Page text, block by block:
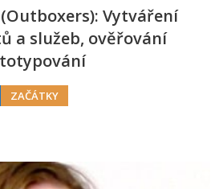
Vytváření
a služeb, ověřování
ZAČÁTKY